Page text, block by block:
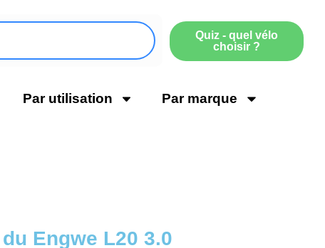
Quiz - quel vélo
choisir ?
Par utilisation Par marque
Engwe L20 3.0